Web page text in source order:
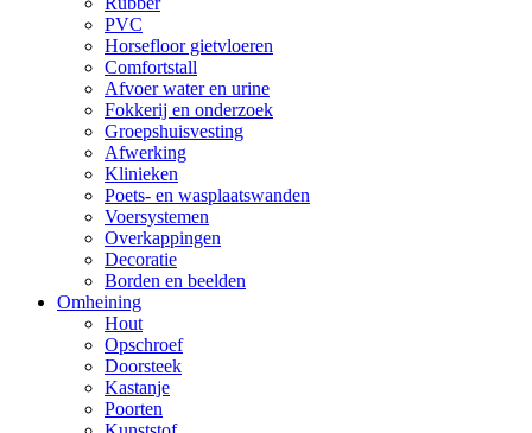
PVC
Horsefloor gietvloeren
Comfortstall
Afvoer water en urine
Fokkerij en onderzoek
Groepshuisvesting
Afwerking
Klinieken
Poets- en wasplaatswanden
Voersystemen
Overkappingen
Decoratie
Borden en beelden
Omheining
Hout
Opschroef
Doorsteek
Kastanje
Poorten